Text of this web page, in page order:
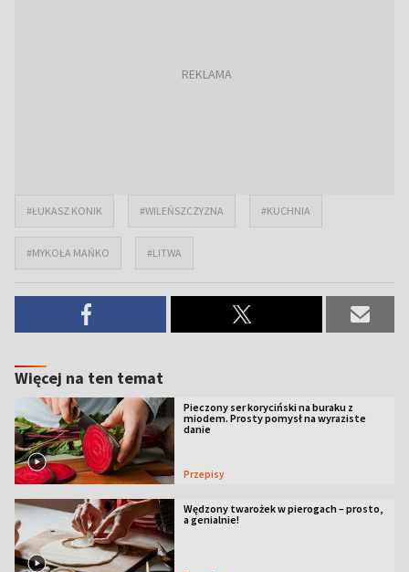
#ŁUKASZ KONIK #WILEŃSZCZYZNA #KUCHNIA
#MYKOŁA MAŃKO #LITWA
Więcej na ten temat
Pieczony ser koryciński na buraku z
miodem. Prosty pomysł na wyraziste
danie
Przepisy
Wędzony twarożek w pierogach – prosto,
a genialnie!